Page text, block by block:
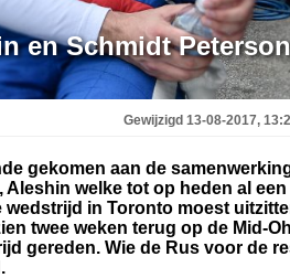
en Schmidt
Gewijzigd 13-08-2017,
gekomen aan de
Aleshin welke tot op heden al
wedstrijd in Toronto moest
twee weken terug op de Mid-
gereden. Wie de Rus voor de